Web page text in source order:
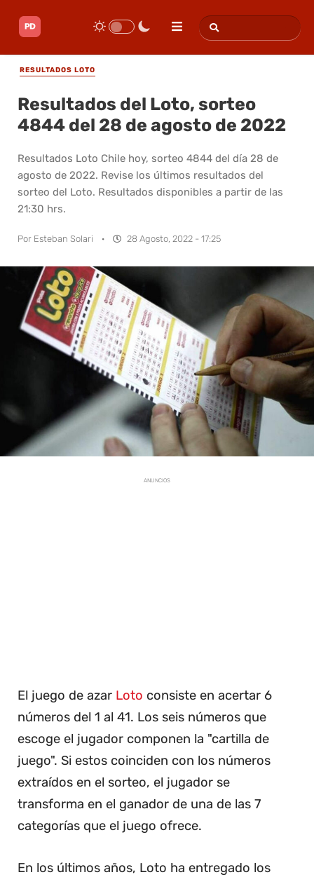
RESULTADOS LOTO
Resultados del Loto, sorteo
4844 del 28 de agosto de 2022
Resultados Loto Chile hoy, sorteo 4844 del día 28 de
agosto de 2022. Revise los últimos resultados del
sorteo del Loto. Resultados disponibles a partir de las
21:30 hrs.
Por Esteban Solari · 28 Agosto, 2022 - 17:25
ANUNCIOS
El juego de azar Loto consiste en acertar 6
números del 1 al 41. Los seis números que
escoge el jugador componen la "cartilla de
juego". Si estos coinciden con los números
extraídos en el sorteo, el jugador se
transforma en el ganador de una de las 7
categorías que el juego ofrece.
En los últimos años, Loto ha entregado los